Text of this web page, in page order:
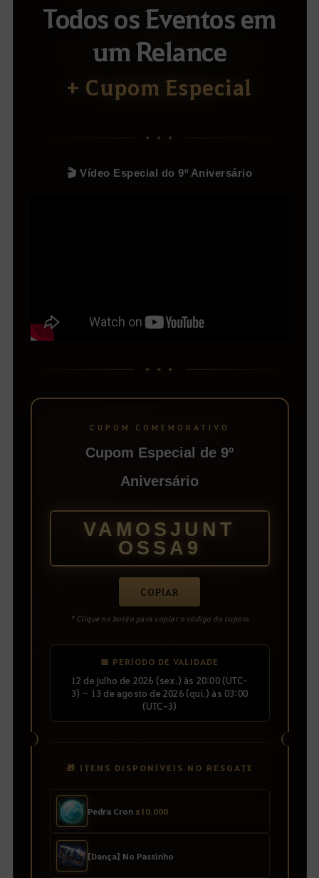
Todos os Eventos em
um Relance
+ Cupom Especial
✦ ✦ ✦
🎬 Vídeo Especial do 9º Aniversário
✦ ✦ ✦
CUPOM COMEMORATIVO
Cupom Especial de 9º
Aniversário
VAMOSJUNT
OSSA9
COPIAR
* Clique no botão para copiar o código do cupom
📅 PERÍODO DE VALIDADE
12 de julho de 2026 (sex.) às 20:00 (UTC-
3) ~ 13 de agosto de 2026 (qui.) às 03:00
(UTC-3)
🎁 ITENS DISPONÍVEIS NO RESGATE
Pedra Cronx10.000
[Dança] No Passinho